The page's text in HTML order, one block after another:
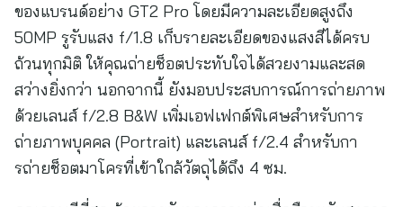
ของแบรนด์อย่าง GT2 Pro โดยมีความละเอียดสูงถึง
50MP รูรับแสง f/1.8 เก็บรายละเอียดของแสงสีได้ครบ
ถ้วนทุกมิติ ให้คุณถ่ายช็อตประทับใจได้สวยงามและสด
สว่างยิ่งกว่า นอกจากนี้ ยังมอบประสบการณ์การถ่ายภาพ
ด้วยเลนส์ f/2.8 B&W เพิ่มเอฟเฟกต์พิเศษสำหรับการ
ถ่ายภาพบุคคล (Portrait) และเลนส์ f/2.4 สำหรับกา
รถ่ายช็อตมาโครที่เข้าใกล้วัตถุได้ถึง 4 ซม.